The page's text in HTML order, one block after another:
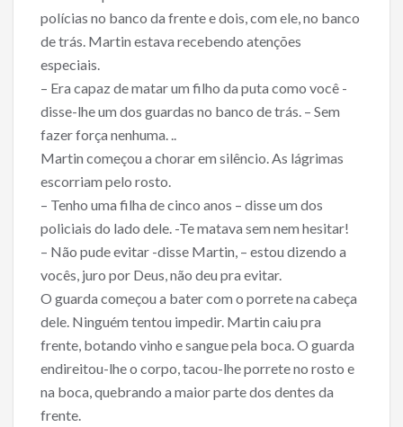
polícias no banco da frente e dois, com ele, no banco
de trás. Martin estava recebendo atenções
especiais.
– Era capaz de matar um filho da puta como você -
disse-lhe um dos guardas no banco de trás. – Sem
fazer força nenhuma. ..
Martin começou a chorar em silêncio. As lágrimas
escorriam pelo rosto.
– Tenho uma filha de cinco anos – disse um dos
policiais do lado dele. -Te matava sem nem hesitar!
– Não pude evitar -disse Martin, – estou dizendo a
vocês, juro por Deus, não deu pra evitar.
O guarda começou a bater com o porrete na cabeça
dele. Ninguém tentou impedir. Martin caiu pra
frente, botando vinho e sangue pela boca. O guarda
endireitou-lhe o corpo, tacou-lhe porrete no rosto e
na boca, quebrando a maior parte dos dentes da
frente.